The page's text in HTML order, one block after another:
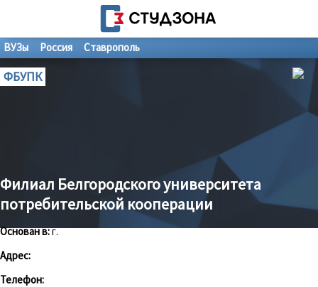
ВУЗы Россия Ставрополь
ФБУПК
Филиал Белгородского университета
потребительской кооперации
Основан в:г.
Адрес:
Телефон: